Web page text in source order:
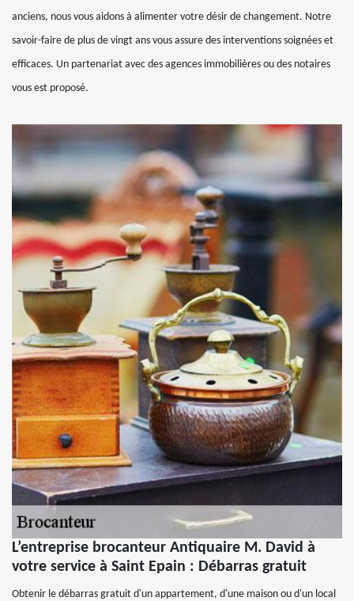
anciens, nous vous aidons à alimenter votre désir de changement. Notre
savoir-faire de plus de vingt ans vous assure des interventions soignées et
efficaces. Un partenariat avec des agences immobilières ou des notaires
vous est proposé.
L’entreprise brocanteur Antiquaire M. David à
votre service à Saint Epain : Débarras gratuit
Obtenir le débarras gratuit d'un appartement, d'une maison ou d'un local